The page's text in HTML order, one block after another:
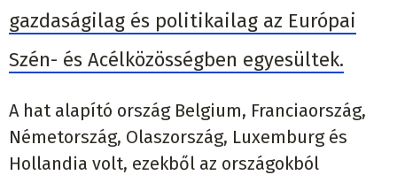
gazdaságilag és politikailag az Európai
Szén- és Acélközösségben egyesültek.
A hat alapító ország Belgium, Franciaország,
Németország, Olaszország, Luxemburg és
Hollandia volt, ezekből az országokból